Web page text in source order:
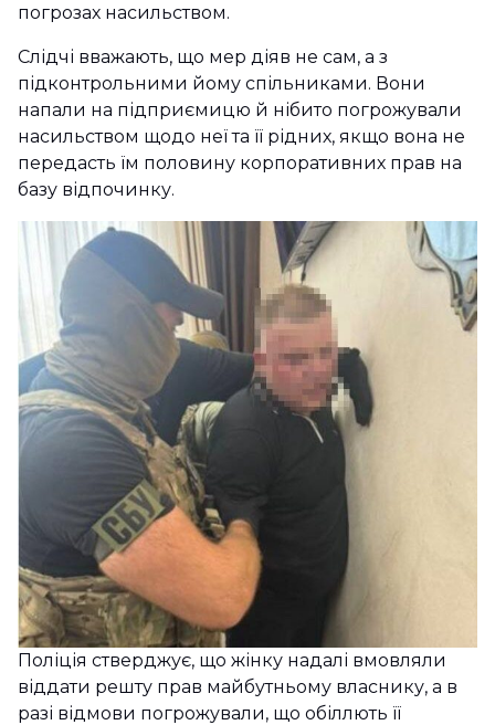
погрозах насильством.
Слідчі вважають, що мер діяв не сам, а з
підконтрольними йому спільниками. Вони
напали на підприємицю й нібито погрожували
насильством щодо неї та її рідних, якщо вона не
передасть їм половину корпоративних прав на
базу відпочинку.
Поліція стверджує, що жінку надалі вмовляли
віддати решту прав майбутньому власнику, а в
разі відмови погрожували, що обіллють її